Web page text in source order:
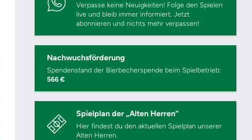
Verpasse keine Neuigkeiten! Folge den Spielen
live und bleib immer informiert. Jetzt
abonnieren und nichts mehr verpassen!
Nachwuchsförderung
Spendenstand der Bierbecherspende beim Spielbetrieb:
566 €
Spielplan der „Alten Herren“
Hier findest du den aktuellen Spielplan unserer
Alten Herren.